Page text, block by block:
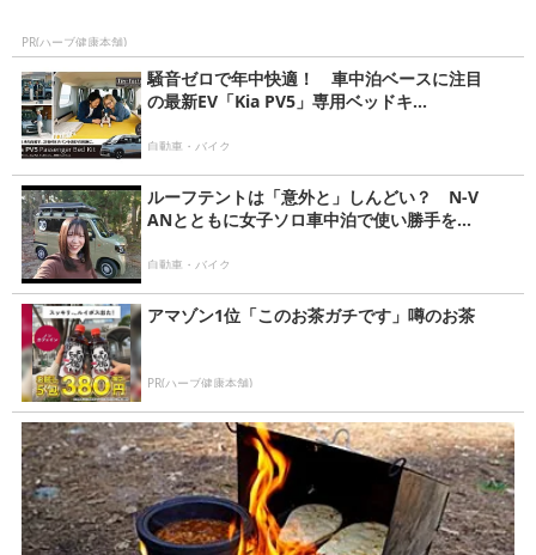
PR(ハーブ健康本舗)
騒音ゼロで年中快適！ 車中泊ベースに注目
の最新EV「Kia PV5」専用ベッドキ...
自動車・バイク
ルーフテントは「意外と」しんどい？ N-V
ANとともに女子ソロ車中泊で使い勝手を...
自動車・バイク
アマゾン1位「このお茶ガチです」噂のお茶
PR(ハーブ健康本舗)